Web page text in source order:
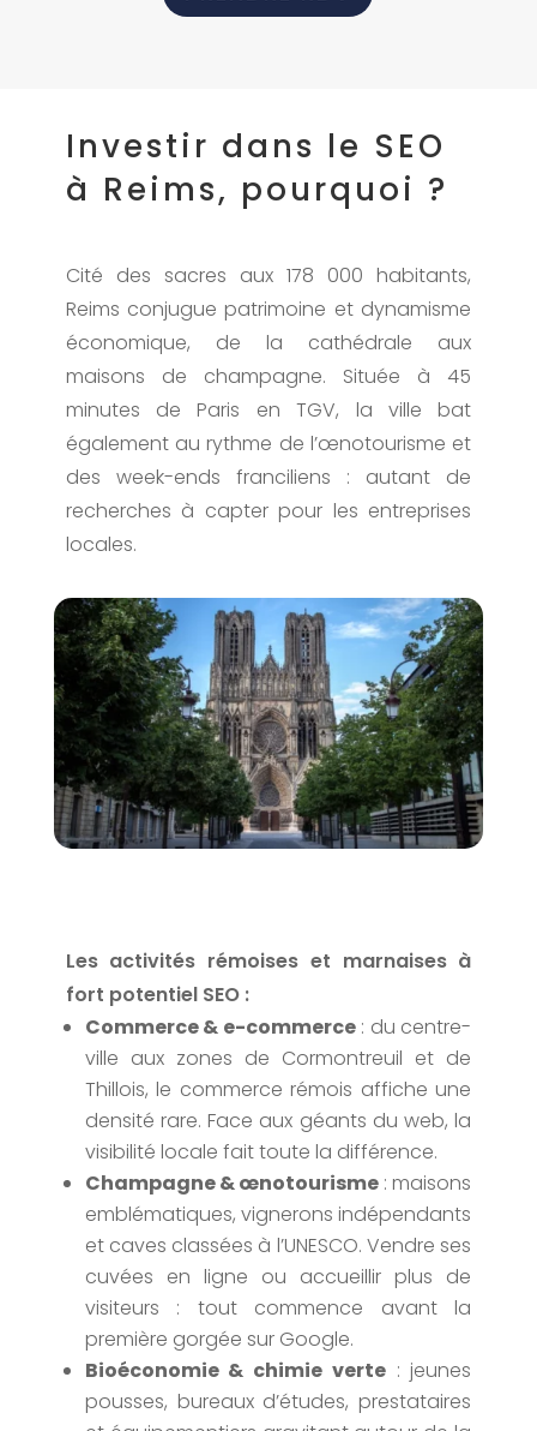
Investir dans le SEO
à Reims, pourquoi ?
Cité des sacres aux 178 000 habitants,
Reims conjugue patrimoine et dynamisme
économique, de la cathédrale aux
maisons de champagne. Située à 45
minutes de Paris en TGV, la ville bat
également au rythme de l’œnotourisme et
des week-ends franciliens : autant de
recherches à capter pour les entreprises
locales.
Les activités rémoises et marnaises à
fort potentiel SEO :
Commerce & e-commerce: du centre-
ville aux zones de Cormontreuil et de
Thillois, le commerce rémois affiche une
densité rare. Face aux géants du web, la
visibilité locale fait toute la différence.
Champagne & œnotourisme : maisons
emblématiques, vignerons indépendants
et caves classées à l’UNESCO. Vendre ses
cuvées en ligne ou accueillir plus de
visiteurs : tout commence avant la
première gorgée sur Google.
Bioéconomie & chimie verte: jeunes
pousses, bureaux d’études, prestataires